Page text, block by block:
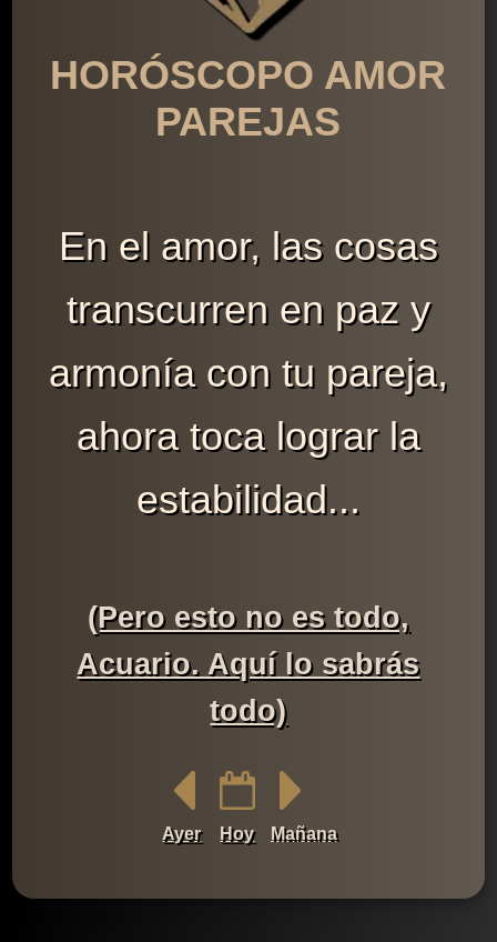
HORÓSCOPO AMOR
PAREJAS
En el amor, las cosas
transcurren en paz y
armonía con tu pareja,
ahora toca lograr la
estabilidad...
(Pero esto no es todo,
Acuario. Aquí lo sabrás
todo)
Ayer Hoy Mañana